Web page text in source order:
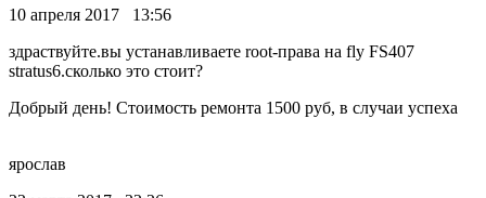
10 апреля 2017 13:56
здраствуйте.вы устанавливаете root-права на fly FS407
stratus6.сколько это стоит?
Добрый день! Стоимость ремонта 1500 руб, в случаи успеха
ярослав